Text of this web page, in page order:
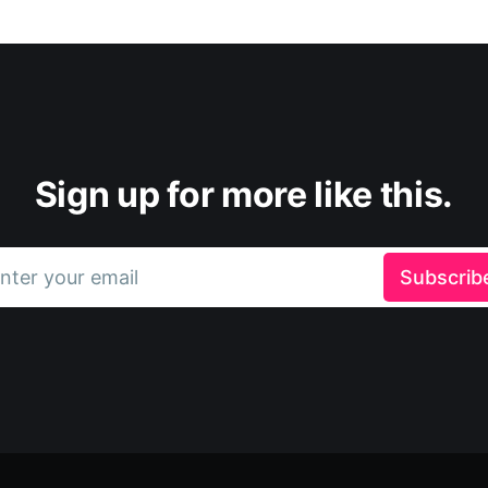
Sign up for more like this.
your email